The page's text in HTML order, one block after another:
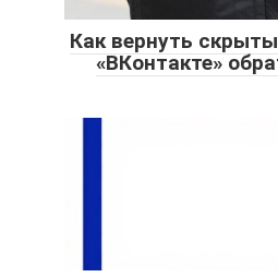
Как вернуть
«ВКонтакте»